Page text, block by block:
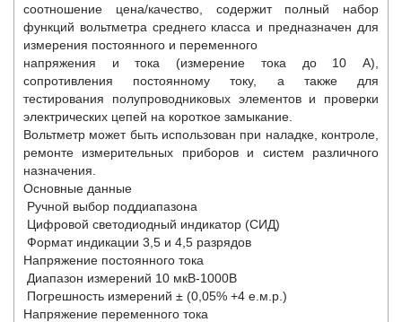
соотношение цена/качество, содержит полный набор
функций вольтметра среднего класса и предназначен для
измерения постоянного и переменного
напряжения и тока (измерение тока до 10 А),
сопротивления постоянному току, а также для
тестирования полупроводниковых элементов и проверки
электрических цепей на короткое замыкание.
Вольтметр может быть использован при наладке, контроле,
ремонте измерительных приборов и систем различного
назначения.
Основные данные
Ручной выбор поддиапазона
Цифровой светодиодный индикатор (СИД)
Формат индикации 3,5 и 4,5 разрядов
Напряжение постоянного тока
Диапазон измерений 10 мкВ-1000В
Погрешность измерений ± (0,05% +4 е.м.р.)
Напряжение переменного тока